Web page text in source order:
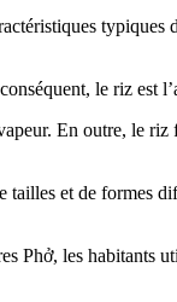
le riz est
En outre, le
tailles et de formes
Phở, les habitants